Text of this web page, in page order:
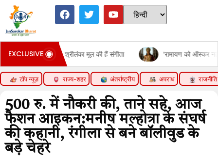
EXCLUSIVE
था, श्रीलंका मूल की हैं संगीता 'रामायण को ऑस्कर नहीं मिला तो मुझे
टॉप न्यूज़ राज्य-शहर अंतर्राष्ट्रीय अपराध राजनीति
500 रु. में नौकरी की, ताने सहे, आज
फैशन आइकन:मनीष मल्होत्रा के संघर्ष
की कहानी, रंगीला से बने बॉलीवुड के
बड़े चेहरे